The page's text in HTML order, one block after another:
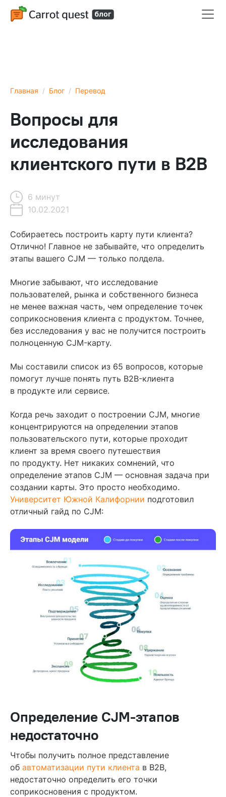
Главная Блог Перевод
Вопросы для
исследования
клиентского пути в B2B
6 минут
10.02.2021
Содержание
Определение CJM-этапов недостаточно
Читайте также
Собираетесь построить карту пути клиента?
Отлично! Главное не забывайте, что определить
этапы вашего CJM — только полдела.
Многие забывают, что исследование
пользователей, рынка и собственного бизнеса
не менее важная часть, чем определение точек
соприкосновения клиента с продуктом. Точнее,
без исследования у вас не получится построить
полноценную CJM-карту.
Мы составили список из 65 вопросов, которые
помогут лучше понять путь B2B-клиента
в продукте или сервисе.
Когда речь заходит о построении CJM, многие
концентрируются на определении этапов
пользовательского пути, которые проходит
клиент за время своего путешествия
по продукту. Нет никаких сомнений, что
определение этапов CJM — основная задача при
создании карты. Это просто необходимо.
Университет Южной Калифорнии подготовил
отличный гайд по CJM:
Определение CJM-этапов
недостаточно
Чтобы получить полное представление
об автоматизации пути клиента в B2B,
недостаточно определить его точки
соприкосновения с продуктом.